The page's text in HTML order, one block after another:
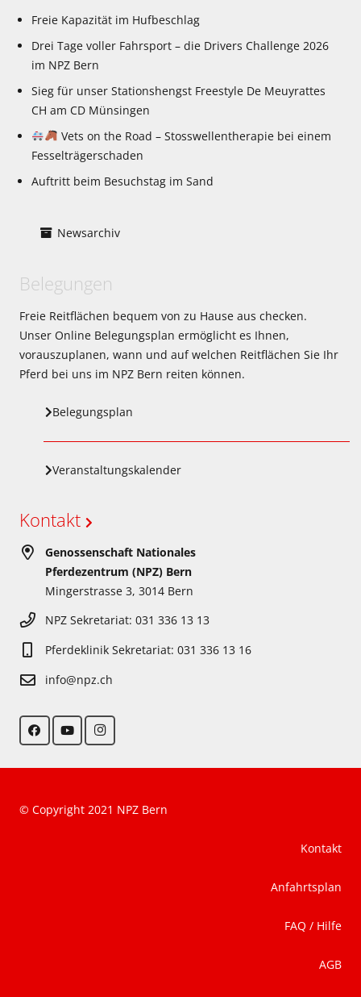
Freie Kapazität im Hufbeschlag
Drei Tage voller Fahrsport – die Drivers Challenge 2026
im NPZ Bern
Sieg für unser Stationshengst Freestyle De Meuyrattes
CH am CD Münsingen
Vets on the Road – Stosswellentherapie bei einem
Fesselträgerschaden
Auftritt beim Besuchstag im Sand
Newsarchiv
Belegungen
Freie Reitflächen bequem von zu Hause aus checken.
Unser Online Belegungsplan ermöglicht es Ihnen,
vorauszuplanen, wann und auf welchen Reitflächen Sie Ihr
Pferd bei uns im NPZ Bern reiten können.
Belegungsplan
Veranstaltungskalender
Kontakt
Genossenschaft Nationales
Pferdezentrum (NPZ) Bern
Mingerstrasse 3, 3014 Bern
NPZ Sekretariat: 031 336 13 13
Pferdeklinik Sekretariat: 031 336 13 16
info@npz.ch
© Copyright 2021 NPZ Bern
Kontakt
Anfahrtsplan
FAQ / Hilfe
AGB